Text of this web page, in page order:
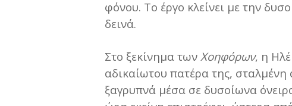
φόνου. Το έργο κλείνει με την
δεινά.
Στο ξεκίνημα των Χοηφόρων, η
αδικαίωτου πατέρα της,
ξαγρυπνά μέσα σε δυσοίωνα